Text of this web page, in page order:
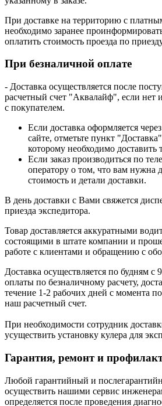
При доставке на территорию с
необходимо заранее
оплатить стоимость проезда по
При безналичной оплате
- Доставка осуществляется после
расчетный счет "Аквалайф", если нет
с покупателем.
Если доставка оформляется
сайте, отметьте пункт
которому необходимо доставить
Если заказ производиться по
оператору о том, что вам нужна
стоимость и детали доставки.
В день доставки с Вами свяжется
приезда экспедитора.
Товар доставляется аккуратными
состоящими в штате компании и
работе с клиентами и обращению с
Доставка осуществляется по будням с
оплаты по безналичному расчету,
течение 1-2 рабочих дней с момента
наш расчетный счет.
При необходимости сотрудник
усуществить установку кулера для
Гарантия, ремонт и
Любой гарантийный и
осуществить нашими сервис
определяется после проведения